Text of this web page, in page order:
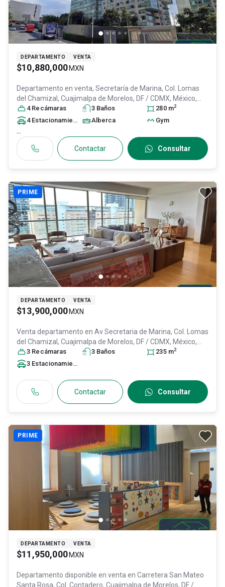
DEPARTAMENTO VENTA
$10,880,000 MXN
Departamento en venta, Secretaría de Marina, Col. Lomas
del Chamizal, Cuajimalpa de Morelos, DF / CDMX, México,
C.P. 05129, ID:31351698
4 Recámaras 3 Baños 280 m2
4 Estacionamiento s Alberca Gym
...
Contactar Consultar
PRIME
DEPARTAMENTO VENTA
$13,900,000 MXN
Venta departamento en Av Secretaria de Marina, Col. Lomas
del Chamizal, Cuajimalpa de Morelos, DF / CDMX, México,
C.P. 05129, ID:31394072
3 Recámaras 3 Baños 235 m2
3 Estacionamiento
Contactar Consultar
PRIME
DEPARTAMENTO VENTA
$11,950,000 MXN
Departamento disponible en venta en Carretera San Mateo
Santa Rosa, Col. Contadero, Cuajimalpa de Morelos, DF /